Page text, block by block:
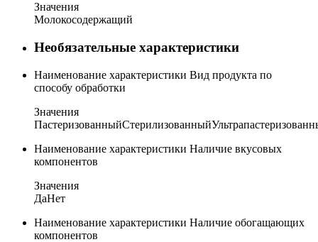
Значения
Молокосодержащий
Необязательные характеристики
Наименование характеристики Вид продукта по
способу обработки
Значения
ПастеризованныйСтерилизованный
Наименование характеристики Наличие вкусовых
компонентов
Значения
ДаНет
Наименование характеристики Наличие обогащающих
компонентов